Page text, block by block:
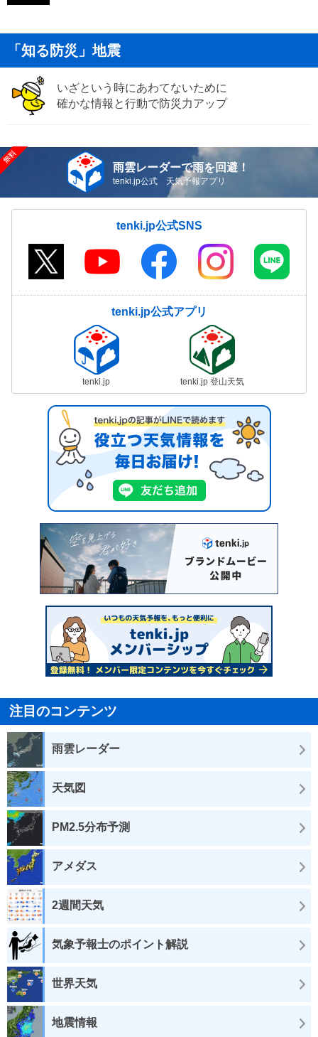
「知る防災」地震
いざという時にあわてないために
確かな情報と行動で防災力アップ
雨雲レーダーで雨を回避！
tenki.jp公式 天気予報アプリ
tenki.jp公式SNS
tenki.jp公式アプリ
tenki.jp tenki.jp 登山天気
注目のコンテンツ
雨雲レーダー
天気図
PM2.5分布予測
アメダス
2週間天気
気象予報士のポイント解説
世界天気
地震情報